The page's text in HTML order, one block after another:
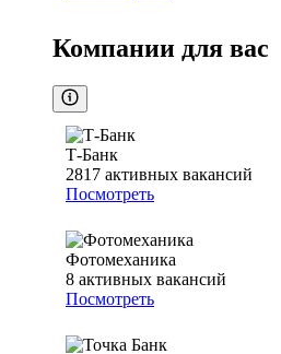
Компании для вас
Т-Банк
2817 активных вакансий
Посмотреть
Фотомеханика
8 активных вакансий
Посмотреть